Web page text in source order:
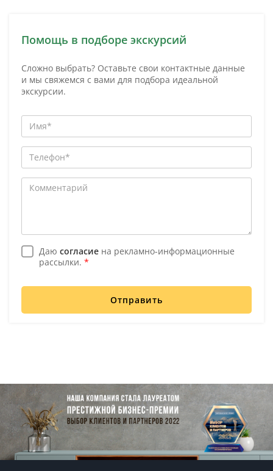
Помощь в подборе экскурсий
Сложно выбрать? Оставьте свои контактные данные
и мы свяжемся с вами для подбора идеальной
экскурсии.
Даю согласие на рекламно-информационные
рассылки. *
Отправить